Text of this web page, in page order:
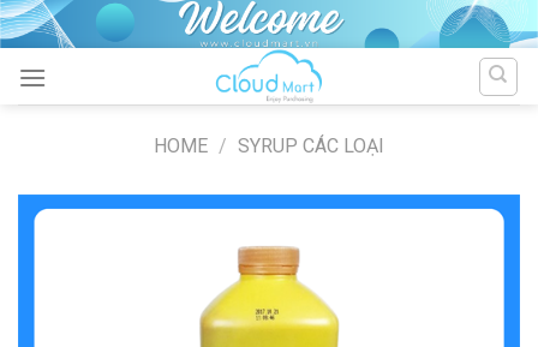
Skip
to
content
HOME / SYRUP CÁC LOẠI